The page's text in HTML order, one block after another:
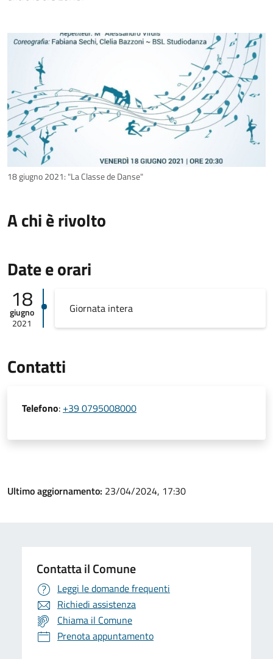
18 giugno 2021: "La Classe de Danse"
A chi è rivolto
Date e orari
18
giugno
2021
Giornata intera
Contatti
Telefono: +39 0795008000
Ultimo aggiornamento: 23/04/2024, 17:30
Contatta il Comune
Leggi le domande frequenti
Richiedi assistenza
Chiama il Comune
Prenota appuntamento